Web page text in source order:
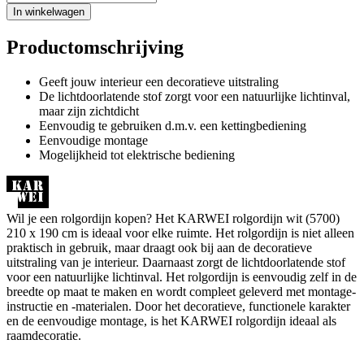
In winkelwagen
Productomschrijving
Geeft jouw interieur een decoratieve uitstraling
De lichtdoorlatende stof zorgt voor een natuurlijke lichtinval,
maar zijn zichtdicht
Eenvoudig te gebruiken d.m.v. een kettingbediening
Eenvoudige montage
Mogelijkheid tot elektrische bediening
Wil je een rolgordijn kopen? Het KARWEI rolgordijn wit (5700)
210 x 190 cm is ideaal voor elke ruimte. Het rolgordijn is niet alleen
praktisch in gebruik, maar draagt ook bij aan de decoratieve
uitstraling van je interieur. Daarnaast zorgt de lichtdoorlatende stof
voor een natuurlijke lichtinval. Het rolgordijn is eenvoudig zelf in de
breedte op maat te maken en wordt compleet geleverd met montage-
instructie en -materialen. Door het decoratieve, functionele karakter
en de eenvoudige montage, is het KARWEI rolgordijn ideaal als
raamdecoratie.